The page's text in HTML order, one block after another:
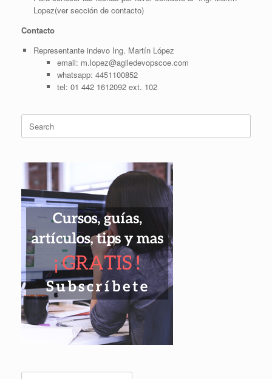
Lopez(ver sección de contacto)
Contacto
Representante indevo Ing. Martín López
email: m.lopez@agiledevopscoe.com
whatsapp: 4451100852
tel: 01 442 1612092 ext. 102
Search
for: